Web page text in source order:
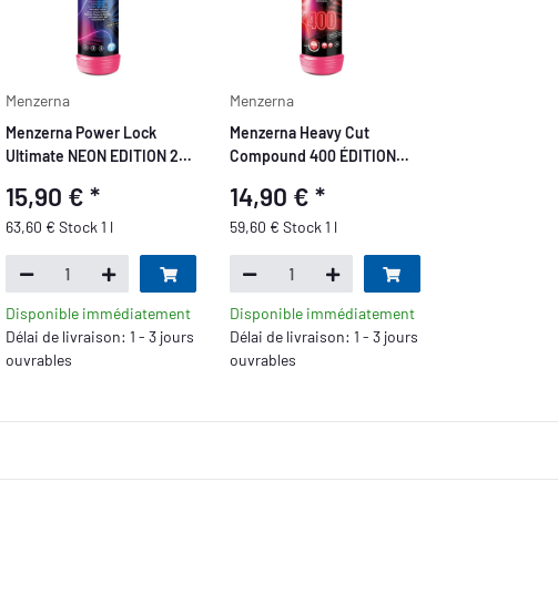
Menzerna
Menzerna Power Lock
Ultimate NEON EDITION 250
15,90 €*
63,60 € Stock 1 l
Disponible immédiatement
Délai de livraison: 1 - 3 jours
ouvrables
Menzerna
Menzerna Heavy Cut
Compound 400 ÉDITION
14,90 € *
59,60 € Stock 1 l
Disponible immédiatement
Délai de livraison: 1 - 3 jours
ouvrables